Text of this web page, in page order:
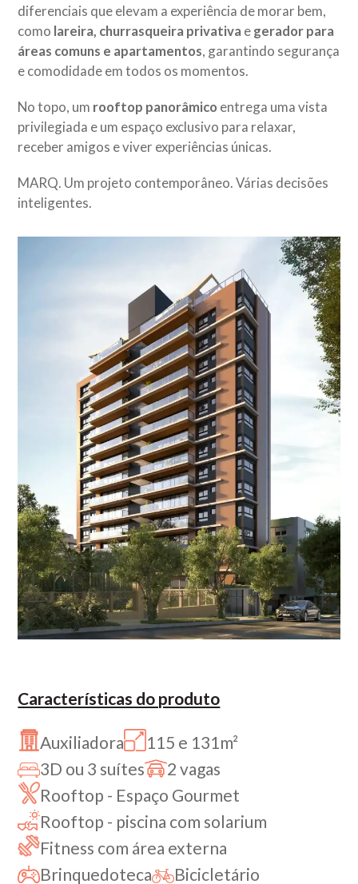
diferenciais que elevam a experiência de morar bem,
como lareira, churrasqueira privativa egerador para
áreas comuns e apartamentos, garantindo segurança
e comodidade em todos os momentos.
No topo, um rooftop panorâmico entrega uma vista
privilegiada e um espaço exclusivo para relaxar,
receber amigos e viver experiências únicas.
MARQ. Um projeto contemporâneo. Várias decisões
inteligentes.
Características do produto
Auxiliadora
115 e 131m²
3D ou 3 suítes
2 vagas
Rooftop - Espaço Gourmet
Rooftop - piscina com solarium
Fitness com área externa
Brinquedoteca
Bicicletário